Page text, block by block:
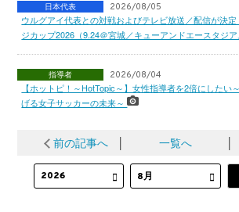
日本代表 2026/08/05
ウルグアイ代表との対戦およびテレビ放送／配信が決
ジカップ2026（9.24＠宮城／キューアンドエースタジ
指導者 2026/08/04
【ホットピ！～HotTopic～】女性指導者を2倍にしたい
げる女子サッカーの未来～
前の記事へ 一覧へ